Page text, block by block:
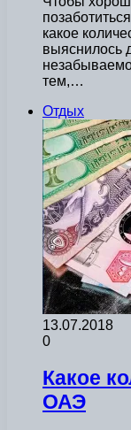
какое
выяснилось
тем,…
Отдых
13.07.2018
0
Какое
ОАЭ